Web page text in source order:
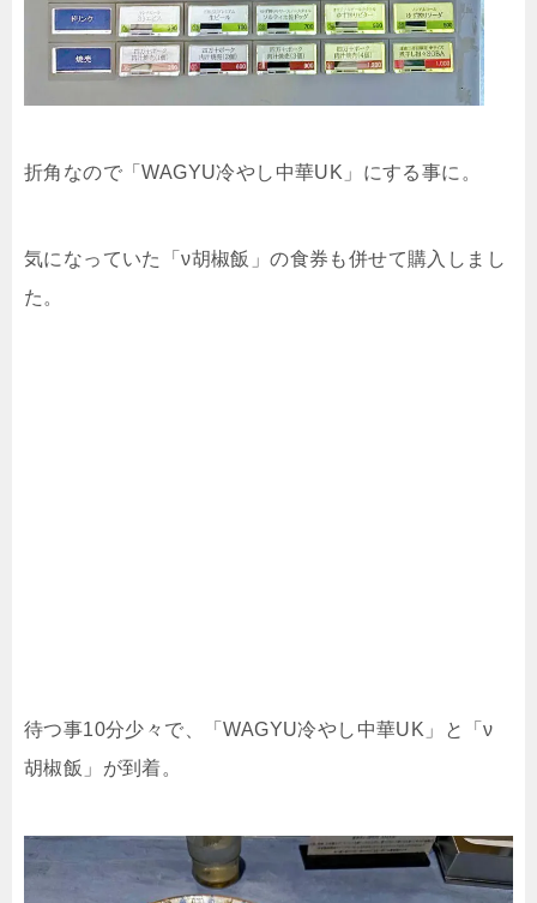
折角なので「WAGYU冷やし中華UK」にする事に。
気になっていた「ν胡椒飯」の食券も併せて購入しまし
た。
待つ事10分少々で、「WAGYU冷やし中華UK」と「ν
胡椒飯」が到着。